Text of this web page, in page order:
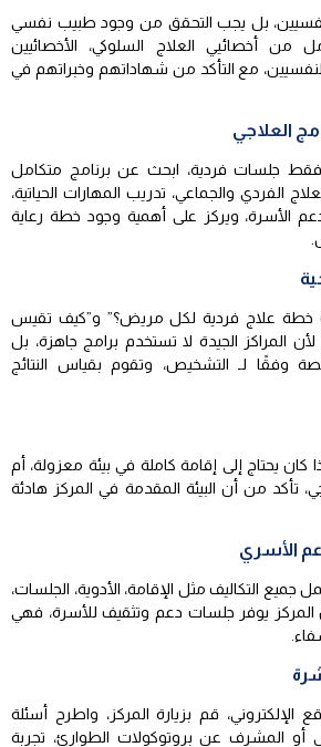
نفسيين، بل يجب التحقق من وجود طبيب نفسي
من أخصائيي العلاج السلوكي، الأخصائيين
مع التأكد من شهاداتهم وخبراتهم في
العلاجي
فقط جلسات فردية، ابحث عن برنامج متكامل
الفردي والجماعي، تدريب المهارات الحياتية،
الأسرة، ويركز على أهمية وجود خطة رعاية
علاج فردية لكل مريض؟” و”كيف تقيس
لأن المراكز الجيدة لا تستخدم برامج جاهزة، بل
وفقًا لـ التشخيص، وتقوم بقياس النتائج
يحتاج إلى إقامة كاملة في بيئة معزولة، أم
تأكد من أن البيئة المقدمة في المركز هادئة
الأسري
التكاليف مثل الإقامة، الأدوية، الجلسات،
المركز يوفر جلسات دعم وتثقيف للأسرة، فهي
قم بزيارة المركز، واطرح أسئلة
أو المشرف عن بروتوكولات الطوارئ، تجربة